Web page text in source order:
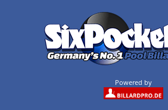
Powered by